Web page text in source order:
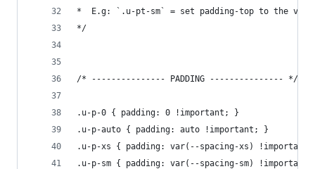
*  E.g: `.u-pt-sm` = set padding-top to the
*/
/* --------------- PADDING --------------- */
.u-p-0 { padding: 0 !important; }
.u-p-auto { padding: auto !important; }
.u-p-xs { padding: var(--spacing-xs)
.u-p-sm { padding: var(--spacing-sm)